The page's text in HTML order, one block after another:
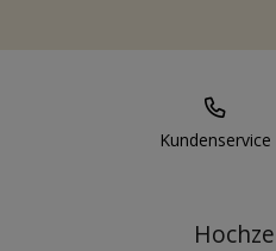
Kundenservice